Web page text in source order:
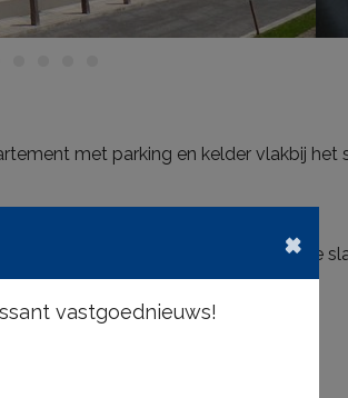
met parking en kelder vlakbij het
tuin, ingerichte keuken, gang, ruime
×
vastgoednieuws!